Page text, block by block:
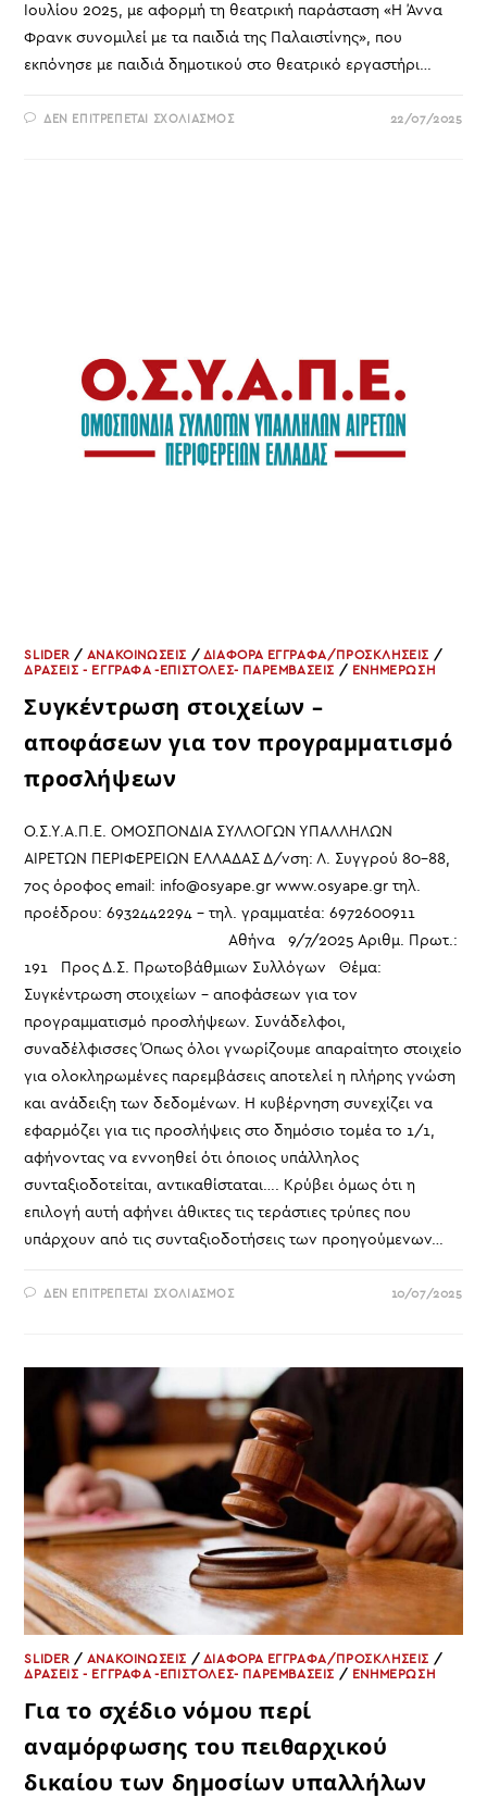
Ιουλίου 2025, με αφορμή τη θεατρική παράσταση «Η Άννα
Φρανκ συνομιλεί με τα παιδιά της Παλαιστίνης», που
εκπόνησε με παιδιά δημοτικού στο θεατρικό εργαστήρι…
ΔΕΝ ΕΠΙΤΡΈΠΕΤΑΙ ΣΧΟΛΙΑΣΜΌΣΣΤΟ 22/07/2025
SLIDER / ΑΝΑΚΟΙΝΩΣΕΙΣ / ΔΙΑΦΟΡΑ ΕΓΓΡΑΦΑ/ΠΡΟΣΚΛΗΣΕΙΣ /
ΔΡΑΣΕΙΣ - ΕΓΓΡΑΦΑ -ΕΠΙΣΤΟΛΕΣ- ΠΑΡΕΜΒΑΣΕΙΣ / ΕΝΗΜΕΡΩΣΗ
Συγκέντρωση στοιχείων –
αποφάσεων για τον προγραμματισμό
προσλήψεων
Ο.Σ.Υ.Α.Π.Ε. ΟΜΟΣΠΟΝΔΙΑ ΣΥΛΛΟΓΩΝ ΥΠΑΛΛΗΛΩΝ
ΑΙΡΕΤΩΝ ΠΕΡΙΦΕΡΕΙΩΝ ΕΛΛΑΔΑΣ Δ/νση: Λ. Συγγρού 80-88,
7ος όροφος email: info@osyape.gr www.osyape.gr τηλ.
προέδρου: 6932442294 – τηλ. γραμματέα: 6972600911
Αθήνα 9/7/2025 Αριθμ. Πρωτ.:
191 Προς Δ.Σ. Πρωτοβάθμιων Συλλόγων Θέμα:
Συγκέντρωση στοιχείων – αποφάσεων για τον
προγραμματισμό προσλήψεων. Συνάδελφοι,
συναδέλφισσες Όπως όλοι γνωρίζουμε απαραίτητο στοιχείο
για ολοκληρωμένες παρεμβάσεις αποτελεί η πλήρης γνώση
και ανάδειξη των δεδομένων. Η κυβέρνηση συνεχίζει να
εφαρμόζει για τις προσλήψεις στο δημόσιο τομέα το 1/1,
αφήνοντας να εννοηθεί ότι όποιος υπάλληλος
συνταξιοδοτείται, αντικαθίσταται…. Κρύβει όμως ότι η
επιλογή αυτή αφήνει άθικτες τις τεράστιες τρύπες που
υπάρχουν από τις συνταξιοδοτήσεις των προηγούμενων…
ΔΕΝ ΕΠΙΤΡΈΠΕΤΑΙ ΣΧΟΛΙΑΣΜΌΣΣΤΟ
ΠΡΟΓΡΑΜΜΑΤΙΣΜΌ
ΠΡΟΣΛΉΨΕΩΝ
10/07/2025
SLIDER / ΑΝΑΚΟΙΝΩΣΕΙΣ / ΔΙΑΦΟΡΑ ΕΓΓΡΑΦΑ/ΠΡΟΣΚΛΗΣΕΙΣ /
ΔΡΑΣΕΙΣ - ΕΓΓΡΑΦΑ -ΕΠΙΣΤΟΛΕΣ- ΠΑΡΕΜΒΑΣΕΙΣ / ΕΝΗΜΕΡΩΣΗ
Για το σχέδιο νόμου περί
αναμόρφωσης του πειθαρχικού
δικαίου των δημοσίων υπαλλήλων